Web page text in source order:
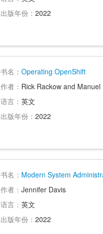
出版年份： 2022
书名： Operating OpenShift
作者： Rick Rackow and Manuel
语言： 英文
出版年份： 2022
书名： Modern System
作者： Jennifer Davis
语言： 英文
出版年份： 2022